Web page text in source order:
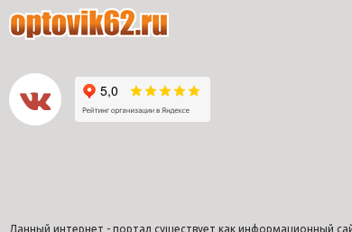
Данный интернет - портал существует как информационный